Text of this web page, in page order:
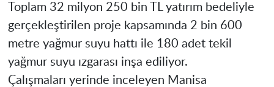
Toplam 32 milyon 250 bin TL yatırım bedeliyle
gerçekleştirilen proje kapsamında 2 bin 600
metre yağmur suyu hattı ile 180 adet tekil
yağmur suyu ızgarası inşa ediliyor.
Çalışmaları yerinde inceleyen Manisa